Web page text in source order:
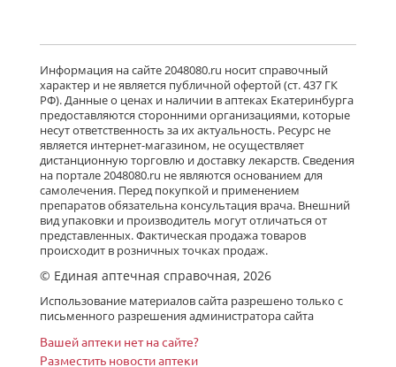
Информация на сайте 2048080.ru носит справочный
характер и не является публичной офертой (ст. 437 ГК
РФ). Данные о ценах и наличии в аптеках Екатеринбурга
предоставляются сторонними организациями, которые
несут ответственность за их актуальность. Ресурс не
является интернет-магазином, не осуществляет
дистанционную торговлю и доставку лекарств. Сведения
на портале 2048080.ru не являются основанием для
самолечения. Перед покупкой и применением
препаратов обязательна консультация врача. Внешний
вид упаковки и производитель могут отличаться от
представленных. Фактическая продажа товаров
происходит в розничных точках продаж.
© Единая аптечная справочная, 2026
Использование материалов сайта разрешено только с
письменного разрешения администратора сайта
Вашей аптеки нет на сайте?
Разместить новости аптеки